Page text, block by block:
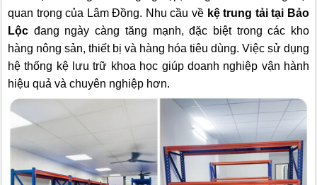
quan trọng của Lâm Đồng. Nhu cầu về kệ trung tải tại Bảo
Lộc đang ngày càng tăng mạnh, đặc biệt trong các kho
hàng nông sản, thiết bị và hàng hóa tiêu dùng. Việc sử dụng
hệ thống kệ lưu trữ khoa học giúp doanh nghiệp vận hành
hiệu quả và chuyên nghiệp hơn.